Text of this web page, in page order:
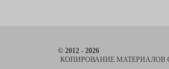
© 2012 - 2026
КОПИРОВАНИЕ МАТЕРИАЛОВ